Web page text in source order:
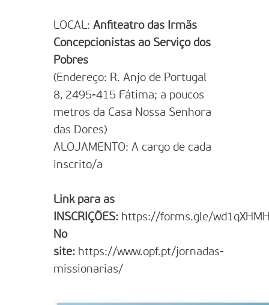
LOCAL: Anfiteatro das Irmãs
Concepcionistas ao Serviço dos
Pobres
(Endereço: R. Anjo de Portugal
8, 2495-415 Fátima; a poucos
metros da Casa Nossa Senhora
das Dores)
ALOJAMENTO: A cargo de cada
inscrito/a
Link para as
INSCRIÇÕES: https://forms.gle/
No
site: https://www.opf.pt/jornadas-
missionarias/